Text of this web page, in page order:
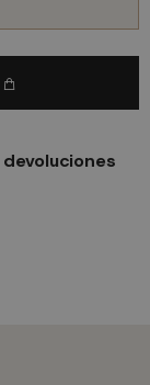
devoluciones